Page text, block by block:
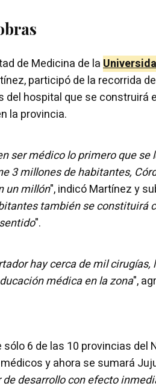
de Medicina de la
participó de la recorrida
del hospital que se construirá
la provincia.
ser médico lo primero que se
3 millones de habitantes,
un millón", indicó Martínez y
también se constituirá
".
hay cerca de mil cirugías,
médica en la zona",
6 de las 10 provincias del
y ahora se sumará
desarrollo con efecto